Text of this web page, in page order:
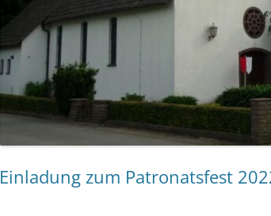
Einladung zum Patronatsfest